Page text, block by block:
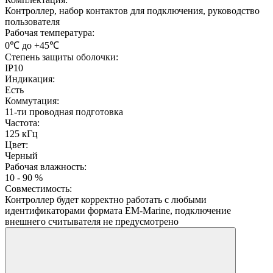
Контроллер, набор контактов для подключения, руководство
пользователя
Рабочая температура:
0℃ до +45℃
Степень защиты оболочки:
IP10
Индикация:
Есть
Коммутация:
11-ти проводная подготовка
Частота:
125 кГц
Цвет:
Черный
Рабочая влажность:
10 - 90 %
Совместимость:
Контроллер будет корректно работать с любыми
идентификаторами формата EM-Marine, подключение
внешнего считывателя не предусмотрено